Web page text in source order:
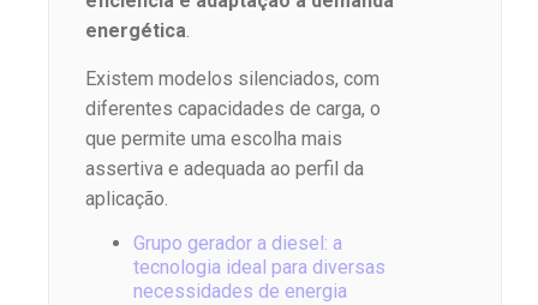
energética.
Existem modelos silenciados, com
diferentes capacidades de carga, o
que permite uma escolha mais
assertiva e adequada ao perfil da
aplicação.
Grupo gerador a diesel: a
tecnologia ideal para diversas
necessidades de energia